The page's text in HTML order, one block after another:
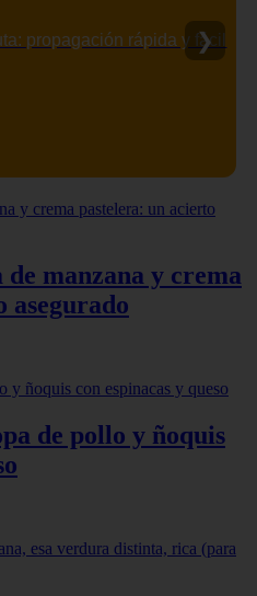
propagación rápida y fácil
❯
manzana y crema
asegurado
de pollo y ñoquis